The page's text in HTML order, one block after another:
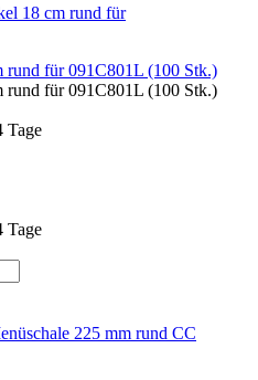
rund für 091C801L (100 Stk.)
rund für 091C801L (100 Stk.)
Tage
Tage